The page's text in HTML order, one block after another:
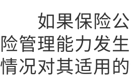
如果保险公
险管理能力发
情况对其适用